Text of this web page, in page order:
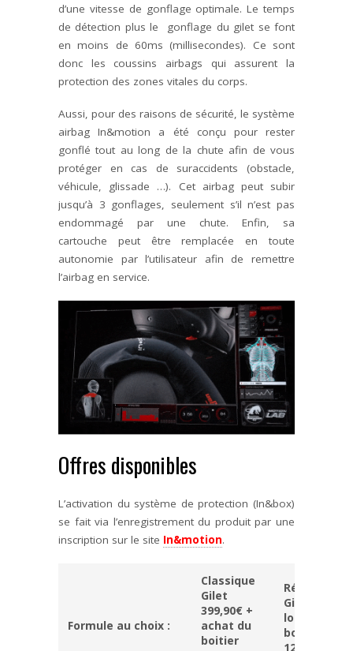
d’une vitesse de gonflage optimale. Le temps
de détection plus le gonflage du gilet se font
en moins de 60ms (millisecondes). Ce sont
donc les coussins airbags qui assurent la
protection des zones vitales du corps.
Aussi, pour des raisons de sécurité, le système
airbag In&motion a été conçu pour rester
gonflé tout au long de la chute afin de vous
protéger en cas de suraccidents (obstacle,
véhicule, glissade …). Cet airbag peut subir
jusqu’à 3 gonflages, seulement s’il n’est pas
endommagé par une chute. Enfin, sa
cartouche peut être remplacée en toute
autonomie par l’utilisateur afin de remettre
l’airbag en service.
Offres disponibles
L’activation du système de protection (In&box)
se fait via l’enregistrement du produit par une
inscription sur le site In&motion.
Formule au choix :
Classique
Gilet
399,90€ +
achat du
boitier
Révolution
Gilet
location du
boitier
12€/mois ou